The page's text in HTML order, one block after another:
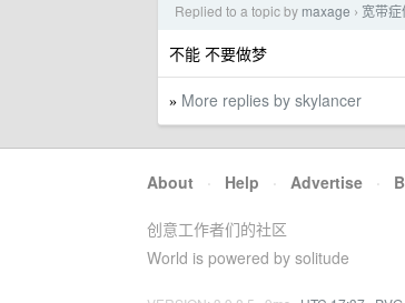
Replied to a topic by maxage › 宽带
不能 不要做梦
» More replies by skylancer
About · Help · Advertise ·
创意工作者们的社区
World is powered by solitude